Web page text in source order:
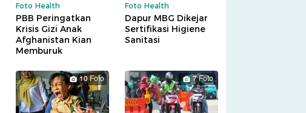
Foto Health
PBB Peringatkan
Krisis Gizi Anak
Afghanistan Kian
Memburuk
Foto Health
Dapur MBG Dikejar
Sertifikasi Higiene
Sanitasi
10 Foto 7 Foto